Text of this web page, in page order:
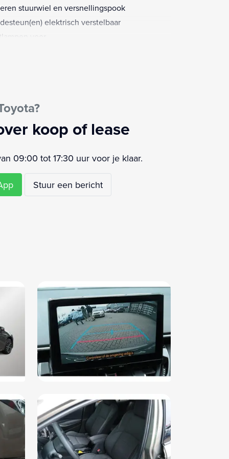
stuurwiel en versnellingspook
elektrisch verstelbaar
voor
met correctie
entry
bekleding
verstelbaar
koop of lease
09:00 tot 17:30 uur voor je klaar.
Stuur een bericht